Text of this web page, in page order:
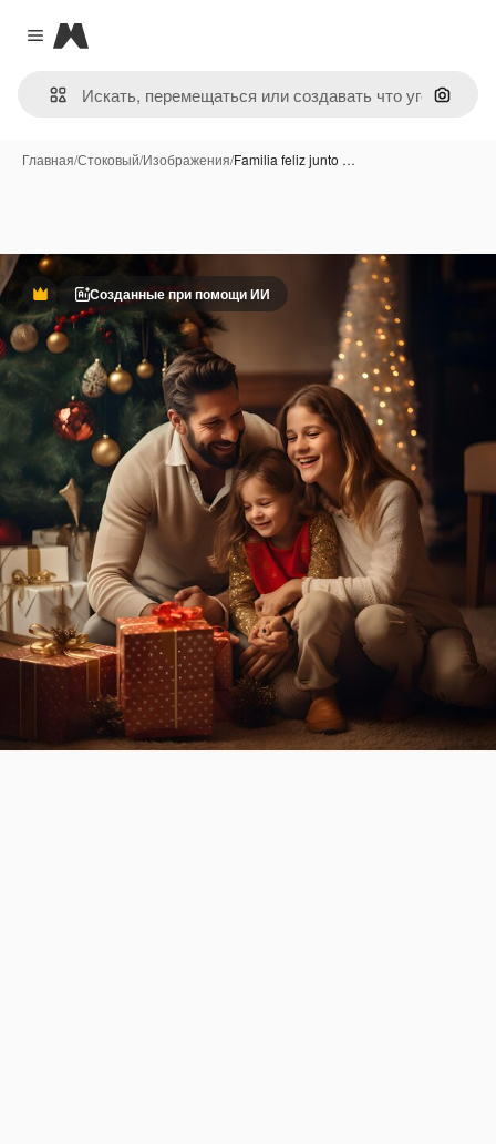
Close menu
Magnific
Поиск
Главная/Стоковый/Изображения/Familia feliz junto …
ПремиумСозданные при помощи ИИ